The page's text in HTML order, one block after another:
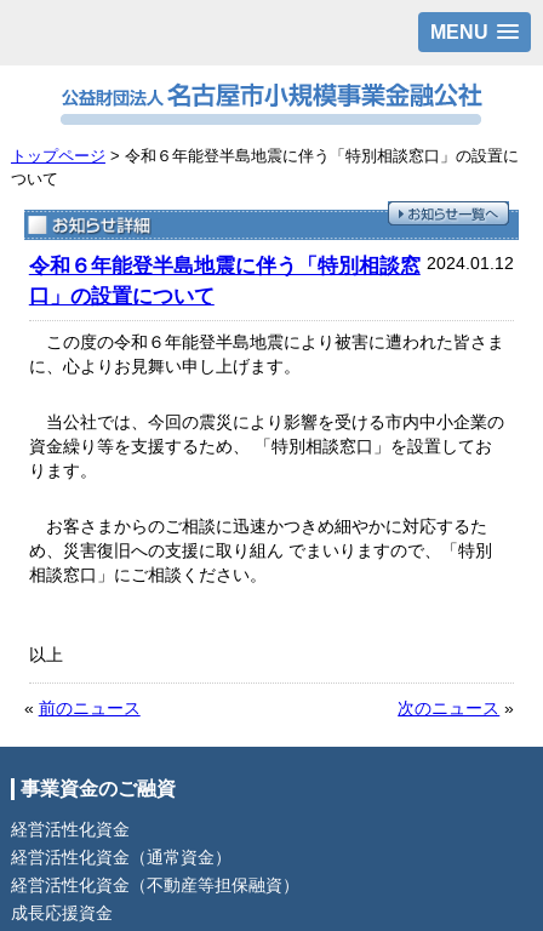
MENU
トップページ > 令和６年能登半島地震に伴う「特別相談窓口」の設置に
ついて
令和６年能登半島地震に伴う「特別相談窓
口」の設置について
2024.01.12
この度の令和６年能登半島地震により被害に遭われた皆さま
に、心よりお見舞い申し上げます。
当公社では、今回の震災により影響を受ける市内中小企業の
資金繰り等を支援するため、
「特別相談窓口」を設置してお
ります。
お客さまからのご相談に迅速かつきめ細やかに対応するた
め、災害復旧への支援に取り組ん でまいりますので、「特別
相談窓口」にご相談ください。
以上
« 前のニュース 次のニュース »
事業資金のご融資
経営活性化資金
経営活性化資金（通常資金）
経営活性化資金（不動産等担保融資）
成長応援資金